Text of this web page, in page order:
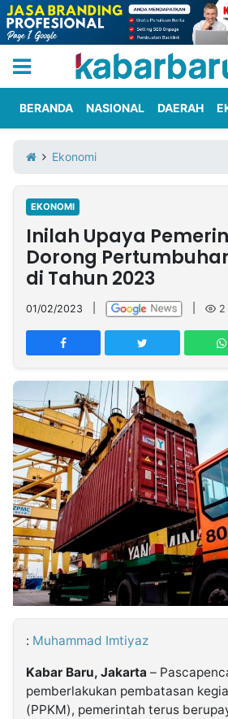
Iklan
Berita
Kami
Nasional
International
Olahraga
Entertainment
Daerah
Pariwisata
Kuliner
Kolom
Network
PT
TREETAN
INDONESIA
Partner
Insight
NTB
Suara
Time
Lens
IDN
Daily
Jogja
Jalan
Rakyat
Idealita
News
Kita
Notice
Dinamikapost.com
Radar
Baru
Seedbacklink
Follow
Kabarbaru
BERANDA NASIONAL DAERAH
Ekonomi
EKONOMI
Inilah Upaya
Dorong
di Tahun 2023
01/02/2023 2
: Muhammad Imtiyaz
Kabar Baru, Jakarta –
pemberlakukan pembatasan
(PPKM), pemerintah terus